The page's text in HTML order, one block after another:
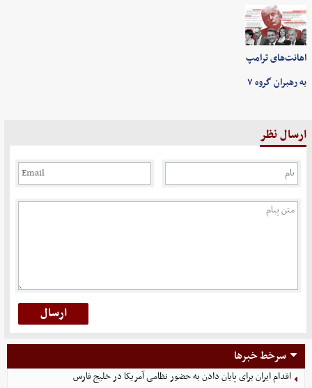
اهانت‌های ترامپ
به رهبران گروه ۷
ارسال نظر
سرخط خبرها
اقدام ایران برای پایان دادن به حضور نظامی آمریکا در خلیج فارس